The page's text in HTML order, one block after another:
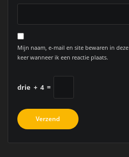
Mijn naam, e-mail en site bewaren in
keer wanneer ik een reactie plaats.
drie + 4 =